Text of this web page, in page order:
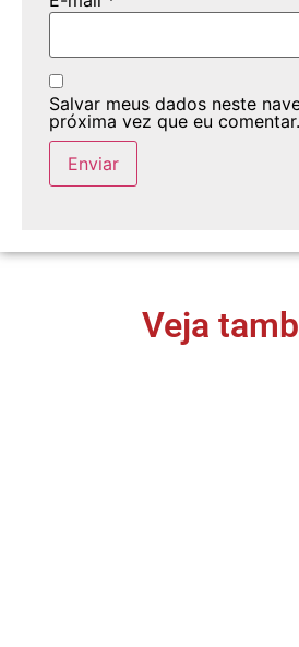
Salvar meus dados neste
próxima vez que eu comentar.
Veja